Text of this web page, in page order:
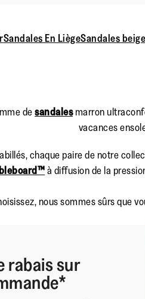
Sandales En LiègeSandales
desandalesmarron
vacances
chaque paire de notre
à diffusion de la
nous sommes sûrs que
rabais sur